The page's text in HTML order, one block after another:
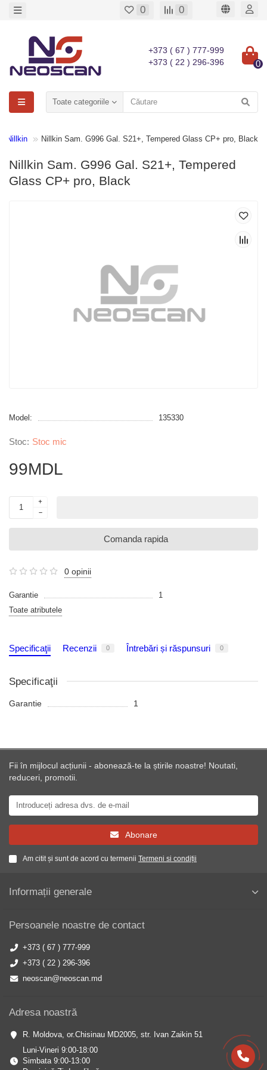
0 0
+373 ( 67 ) 777-999
+373 ( 22 ) 296-396
0
Toate categoriile
Nillkin Nillkin Sam. G996 Gal. S21+, Tempered Glass CP+ pro, Black
Nillkin Sam. G996 Gal. S21+, Tempered
Glass CP+ pro, Black
Model: 135330
Stoc mic
99MDL
Comanda rapida
0 opinii
Garantie
1
Toate atributele
Specificaţii Recenzii 0 Întrebări și răspunsuri 0
Specificaţii
Garantie 1
Fii în mijlocul acțiunii - abonează-te la știrile noastre! Noutati,
reduceri, promotii.
Abonare
Am citit și sunt de acord cu termenii Termeni si condiții
Informații generale
Persoanele noastre de contact
+373 ( 67 ) 777-999
+373 ( 22 ) 296-396
neoscan@neoscan.md
Adresa noastră
R. Moldova, or.Chisinau MD2005, str. Ivan Zaikin 51
Luni-Vineri 9:00-18:00
Simbata 9:00-13:00